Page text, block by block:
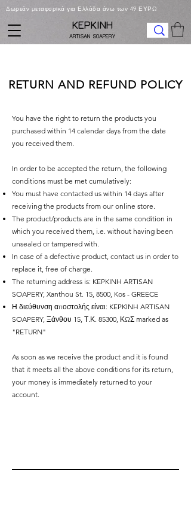
KEPKINH
ARTISAN SOAPERY
Δωρεάν μεταφορικά για Ελλάδα άνω των 49 ΕΥΡΩ
RETURN AND REFUND POLICY
You have the right to return the products you
purchased within 14 calendar days from the date
you received them.
In order to be accepted the return, the following
conditions must be met cumulatively:
You must have contacted us within 14 days after
receiving the products from our online store.
The product/products are in the same condition in
which you received them, i.e. without having been
unsealed or tampered with.
In case of a defective product, contact us in order to
replace it, free of charge.
The returning address is: KEPKINH ARTISAN
SOAPERY, Xanthou St. 15, 8500, Kos - GREECE
Η διεύθυνση αποστολής είναι: KEPKINH ARTISAN
SOAPERY, Ξάνθου 15, Τ.Κ. 85300, ΚΩΣ marked as
"RETURN"
As soon as we receive the product and it is found
that it meets all the above conditions for its return,
your money is immediately returned to your
account.